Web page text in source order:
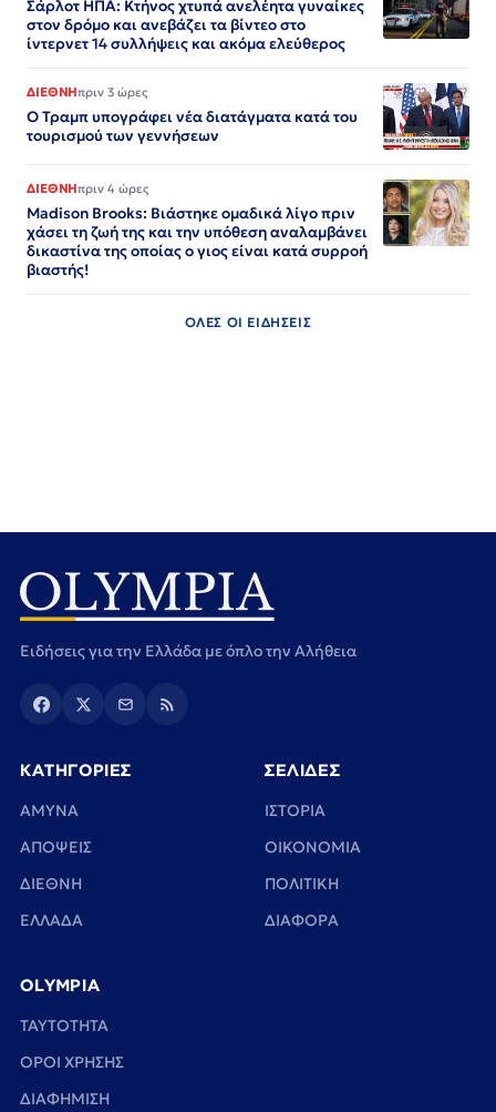
Σάρλοτ ΗΠΑ: Κτήνος χτυπά ανελέητα γυναίκες
στον δρόμο και ανεβάζει τα βίντεο στο
ίντερνετ 14 συλλήψεις και ακόμα ελεύθερος​​​​​​​​​​​​​​​​​​​​​​​​​​​​​​​​​​​​​​​​​​​​​​​​​​
ΔΙΕΘΝΗπριν 3 ώρες
Ο Τραμπ υπογράφει νέα διατάγματα κατά του
τουρισμού των γεννήσεων
ΔΙΕΘΝΗπριν 4 ώρες
Madison Brooks: Βιάστηκε ομαδικά λίγο πριν
χάσει τη ζωή της και την υπόθεση αναλαμβάνει
δικαστίνα της οποίας ο γιος είναι κατά συρροή
βιαστής!
ΟΛΕΣ ΟΙ ΕΙΔΗΣΕΙΣ
Ειδήσεις για την Ελλάδα με όπλο την Αλήθεια
ΚΑΤΗΓΟΡΙΕΣ
ΑΜΥΝΑ
ΑΠΟΨΕΙΣ
ΔΙΕΘΝΗ
ΕΛΛΑΔΑ
ΣΕΛΙΔΕΣ
ΙΣΤΟΡΙΑ
ΟΙΚΟΝΟΜΙΑ
ΠΟΛΙΤΙΚΗ
ΔΙΑΦΟΡΑ
OLYMPIA
TAYTOTHTA
ΟΡΟΙ ΧΡΗΣΗΣ
ΔΙΑΦΗΜΙΣΗ